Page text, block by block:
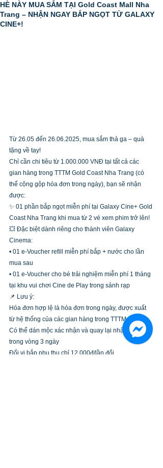
HÈ NÀY MUA SẮM TẠI Gold Coast Mall Nha
Trang – NHẬN NGAY BẮP NGỌT TỪ GALAXY
CINE+!
Từ 26.05 đến 26.06.2025, mua sắm thả ga – quà
tặng về tay!
Chỉ cần chi tiêu từ 1.000.000 VNĐ tại tất cả các
gian hàng trong TTTM Gold Coast Nha Trang (có
thể cộng gộp hóa đơn trong ngày), bạn sẽ nhận
được:
✨ 01 phần bắp ngọt miễn phí tại Galaxy Cine+ Gold
Coast Nha Trang khi mua từ 2 vé xem phim trở lên!
💥 Đặc biệt dành riêng cho thành viên Galaxy
Cinema:
• 01 e-Voucher refill miễn phí bắp + nước cho lần
mua sau
• 01 e-Voucher cho bé trải nghiệm miễn phí 1 tháng
tại khu vui chơi Cine de Play trong sảnh rạp
📌 Lưu ý:
Hóa đơn hợp lệ là hóa đơn trong ngày, được xuất
từ hệ thống của các gian hàng trong TTTM
Có thể dán mộc xác nhận và quay lại nhận bắp
trong vòng 3 ngày
Đổi vị bắp phụ thu chỉ 12.000đ/lần đổi